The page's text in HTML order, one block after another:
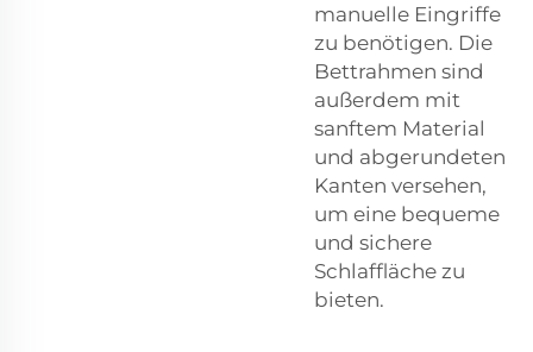
manuelle Eingriffe
zu benötigen. Die
Bettrahmen sind
außerdem mit
sanftem Material
und abgerundeten
Kanten versehen,
um eine bequeme
und sichere
Schlaffläche zu
bieten.